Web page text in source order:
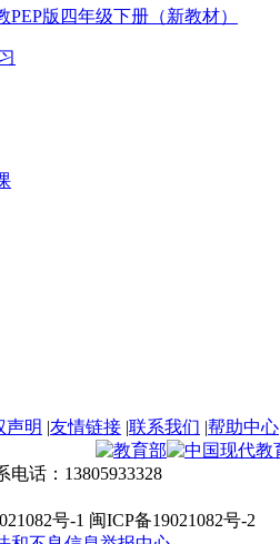
PEP版四年级下册（新教材）
声明 |友情链接 |联系我们 |帮助中心
话：13805933328
号-1 闽ICP备19021082号-2